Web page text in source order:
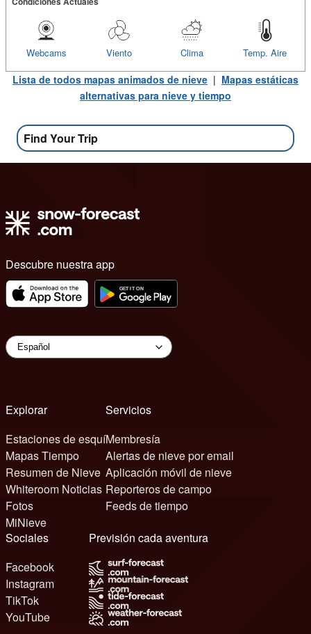
Temp. Aire
Clima
Viento
Webcams
Lista de todos mapas animados de nieve | Mapas estáticas
alternativas para nieve y tiempo
Find Your Trip
Descubre nuestra app
Explorar
Estaciones de esquí
Mapas Tiempo
Resumen de Nieve
Whiteroom Noticias
Fotos
MiNieve
Servicios
Membresía
Alertas de nieve por email
Aplicación móvil de nieve
Reporteros de campo
Feeds de tiempo
Sociales
Facebook
Instagram
TikTok
YouTube
Previsión cada aventura